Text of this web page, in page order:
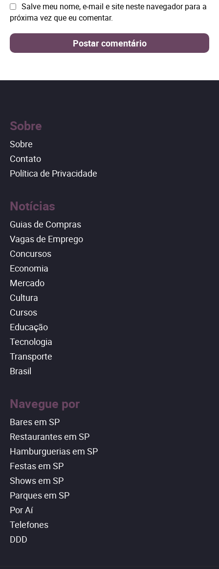
Site: Salve meu nome, e-mail e site neste navegador para a
próxima vez que eu comentar.
Sobre
Sobre
Contato
Política de Privacidade
Notícias
Guias de Compras
Vagas de Emprego
Concursos
Economia
Mercado
Cultura
Cursos
Educação
Tecnologia
Transporte
Brasil
Navegue por
Bares em SP
Restaurantes em SP
Hamburguerias em SP
Festas em SP
Shows em SP
Parques em SP
Por Aí
Telefones
DDD